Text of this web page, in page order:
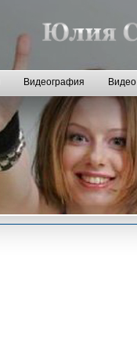
Видеография Видео